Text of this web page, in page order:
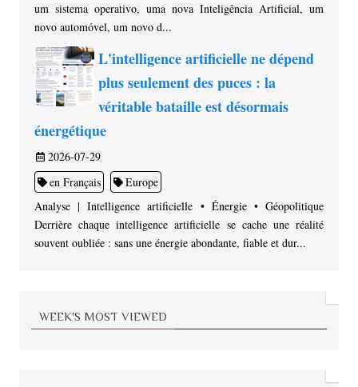
um sistema operativo, uma nova Inteligência Artificial, um
novo automóvel, um novo d...
L'intelligence artificielle ne dépend
plus seulement des puces : la
véritable bataille est désormais
énergétique
2026-07-29
en Français
Europe
Analyse | Intelligence artificielle • Énergie • Géopolitique
Derrière chaque intelligence artificielle se cache une réalité
souvent oubliée : sans une énergie abondante, fiable et dur...
WEEK'S MOST VIEWED